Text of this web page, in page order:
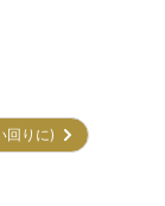
回りに)